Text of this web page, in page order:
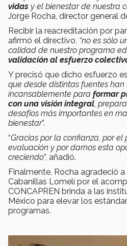
vidas y el bienestar de nuestra
Jorge Rocha, director general
Recibir la reacreditación por
afirmó el directivo, “no es sólo
calidad de nuestro programa
validación al esfuerzo
Y precisó que dicho esfuerzo es
que desde distintas fuentes
incansablemente para formar
con una visión integral,
desafíos más importantes en
bienestar”.
“Gracias por la confianza, por el
evaluación y por darnos esta
creciendo”, añadió.
Finalmente, Rocha agradeció
Cabanillas Lomelí por el
CONCAPREN brinda a las
México para elevar los
programas.